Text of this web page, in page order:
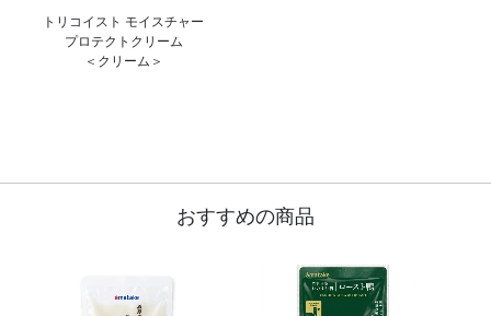
トリコイスト モイスチャー
プロテクトクリーム
＜クリーム＞
おすすめの商品